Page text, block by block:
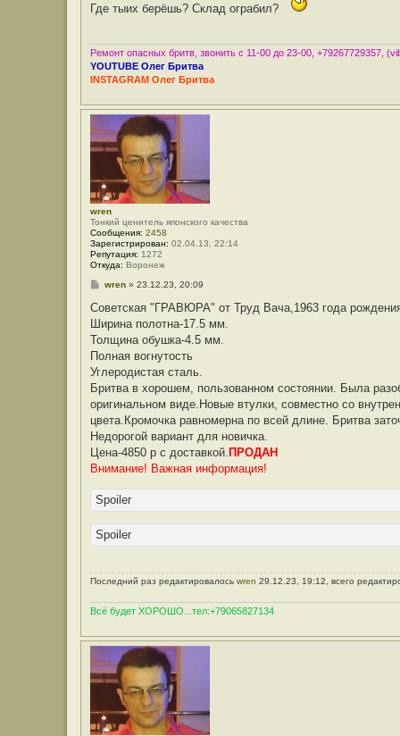
к
т
я
р
о
а
л
г
а
б
и
е
Где тыих берёшь? Склад ограбил?
Ремонт опасных бритв, звонить с 11-00 до 23-00, +79267729357,
YOUTUBE Олег Бритва
INSTAGRAM Олег Бритва
wren
Тонкий ценитель японского качества
Сообщения: 2458
Зарегистрирован: 02.04.13, 22:14
Репутация: 1272
Откуда: Воронеж
С
о
щ
е
и
е
wren» 23.12.23, 20:09
Советская "ГРАВЮРА" от Труд Вача,1963 года
Ширина полотна-17.5 мм.
Толщина обушка-4.5 мм.
Полная вогнутость
Углеродистая сталь.
Бритва в хорошем, пользованном состоянии. Была
оригинальном виде.Новые втулки, совместно со
цвета.Кромочка равномерна по всей длине. Бритва
Недорогой вариант для новичка.
Цена-4850 р с доставкой. ПРОДАН
Внимание! Важная информация!
Spoiler
Spoiler
Последний раз редактировалось wren 29.12.23, 19:12, всего
Всё будет ХОРОШО...тел:+79065827134